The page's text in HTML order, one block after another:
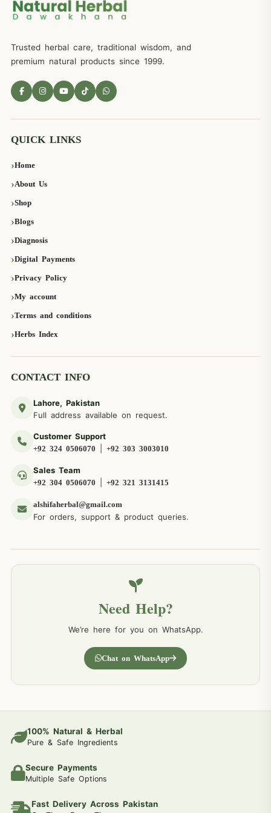
Trusted herbal care, traditional wisdom, and
premium natural products since 1999.
QUICK LINKS
Home
About Us
Shop
Blogs
Diagnosis
Digital Payments
Privacy Policy
My account
Terms and conditions
Herbs Index
CONTACT INFO
Lahore, Pakistan
Full address available on request.
Customer Support
+92 324 0506070 +92 303 3003010
Sales Team
+92 304 0506070 +92 321 3131415
alshifaherbal@gmail.com
For orders, support & product queries.
Need Help?
We’re here for you on WhatsApp.
Chat on WhatsApp
100% Natural & Herbal
Pure & Safe Ingredients
Secure Payments
Multiple Safe Options
Fast Delivery Across Pakistan